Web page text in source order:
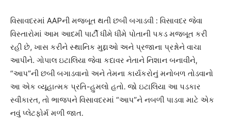
વિસાવદરમાં AAPની મજબૂત થતી છબી બગાડવી : વિસાવદર જેવા
વિસ્તારોમાં આમ આદમી પાર્ટી ધીમે ધીમે પોતાની પકડ મજબૂત કરી
રહી છે, ખાસ કરીને સ્થાનિક મુદ્દાઓ અને પ્રજાના પ્રશ્નોને વાચા
આપીને. ગોપાલ ઇટાલિયા જેવા કદાવર નેતાને નિશાન બનાવીને,
“આપ”ની છબી બગાડવાનો અને તેમના કાર્યકરોનું મનોબળ તોડવાનો
આ એક વ્યૂહાત્મક પ્રતિ-હુમલો હતો. જો ઇટાલિયા આ પડકાર
સ્વીકારત, તો ભાજપને વિસાવદરમાં “આપ”ને નબળી પાડવા માટે એક
નવું પ્લેટફોર્મ મળી જાત.